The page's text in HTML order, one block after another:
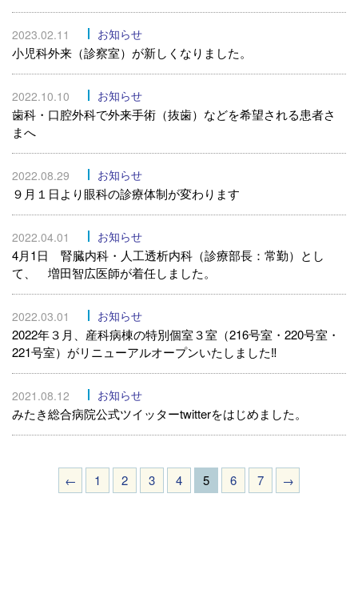
2023.02.11 お知らせ
小児科外来（診察室）が新しくなりました。
2022.10.10 お知らせ
歯科・口腔外科で外来手術（抜歯）などを希望される患者さ
まへ
2022.08.29 お知らせ
９月１日より眼科の診療体制が変わります
2022.04.01 お知らせ
4月1日 腎臓内科・人工透析内科（診療部長：常勤）とし
て、 増田智広医師が着任しました。
2022.03.01 お知らせ
2022年３月、産科病棟の特別個室３室（216号室・220号室・
221号室）がリニューアルオープンいたしました‼
2021.08.12 お知らせ
みたき総合病院公式ツイッターtwitterをはじめました。
← 1 2 3 4 5 6 7 →